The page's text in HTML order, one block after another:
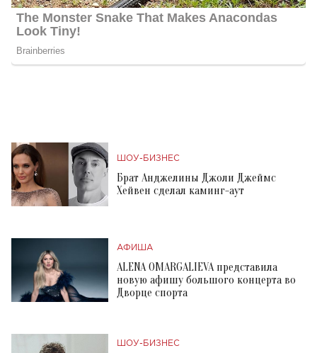
ШОУ-БИЗНЕС
Брат Анджелины Джоли Джеймс
Хейвен сделал каминг-аут
АФИША
ALENA OMARGALIEVA представила
новую афишу большого концерта во
Дворце спорта
ШОУ-БИЗНЕС